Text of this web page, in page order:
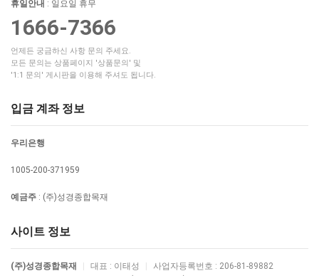
휴일안내 : 일요일 휴무
1666-7366
언제든 궁금하신 사항 문의 주세요.
모든 문의는 상품페이지 '상품문의' 및
'1:1 문의' 게시판을 이용해 주셔도 됩니다.
입금 계좌 정보
우리은행
1005-200-371959
예금주 : (주)성경종합목재
사이트 정보
(주)성경종합목재 대표 : 이태성
사업자등록번호 : 206-81-89882